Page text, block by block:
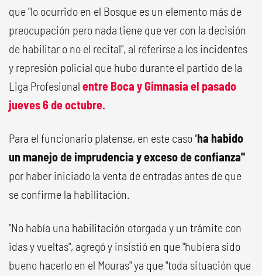
que "lo ocurrido en el Bosque es un elemento más de
preocupación pero nada tiene que ver con la decisión
de habilitar o no el recital", al referirse a los incidentes
y represión policial que hubo durante el partido de la
Liga Profesional entre Boca y Gimnasia el pasado
jueves 6 de octubre.
Para el funcionario platense, en este caso "ha habido
un manejo de imprudencia y exceso de confianza"
por haber iniciado la venta de entradas antes de que
se confirme la habilitación.
"No había una habilitación otorgada y un trámite con
idas y vueltas", agregó y insistió en que "hubiera sido
bueno hacerlo en el Mouras" ya que "toda situación que